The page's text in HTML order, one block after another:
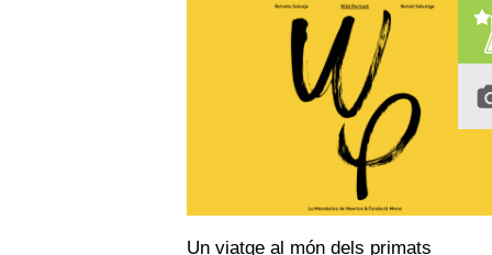
Un viatge al món dels primats